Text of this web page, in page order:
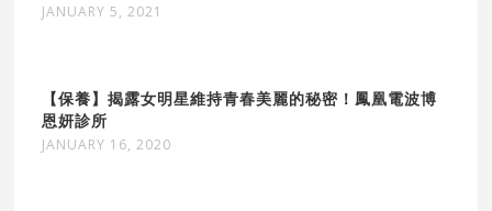
JANUARY 5, 2021
【保養】揭露女明星維持青春美麗的秘密！鳳凰電波博
恩妍診所
JANUARY 16, 2020